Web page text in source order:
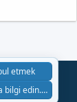
etmek
bilgi edin.…